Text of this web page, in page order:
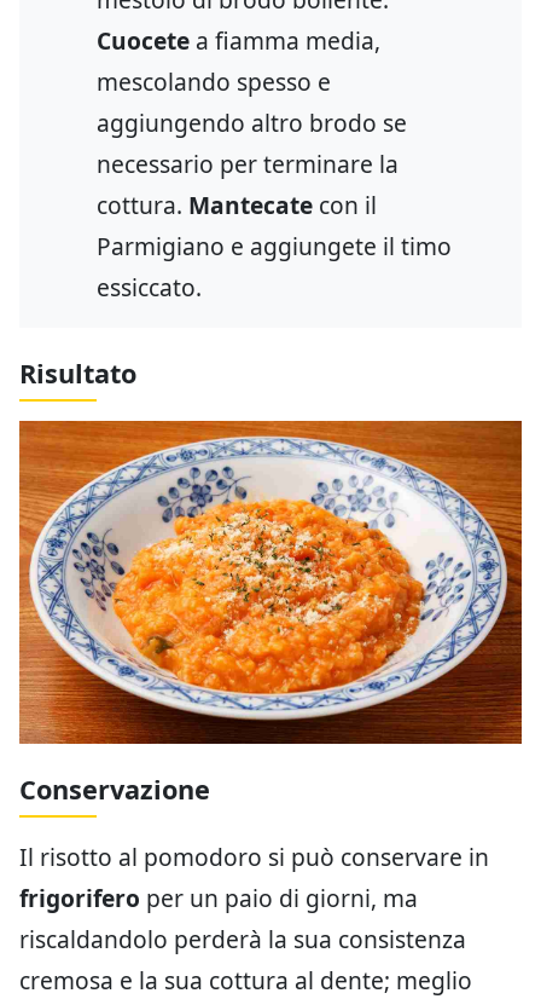
Cuocete a fiamma media,
mescolando spesso e
aggiungendo altro brodo se
necessario per terminare la
cottura. Mantecate con il
Parmigiano e aggiungete il timo
essiccato.
Risultato
Conservazione
Il risotto al pomodoro si può conservare in
frigorifero per un paio di giorni, ma
riscaldandolo perderà la sua consistenza
cremosa e la sua cottura al dente; meglio